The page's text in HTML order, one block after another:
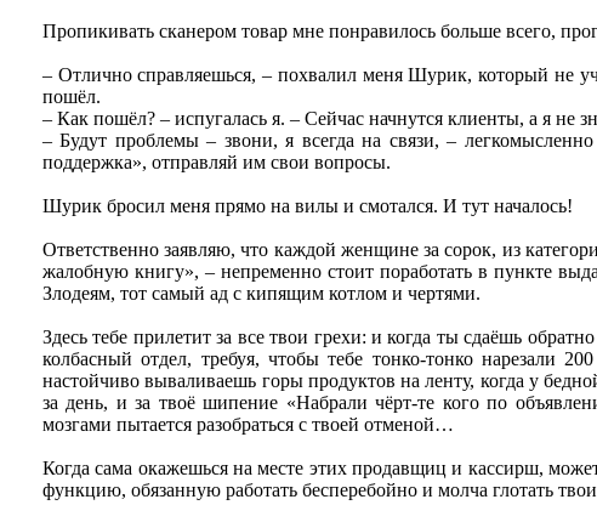
Пропикивать сканером товар мне понравилось больше всего,
– Отлично справляешься, – похвалил меня Шурик, который не
пошёл.
– Как пошёл? – испугалась я. – Сейчас начнутся клиенты, а я не
– Будут проблемы – звони, я всегда на связи, –
поддержка», отправляй им свои вопросы.
Шурик бросил меня прямо на вилы и смотался. И тут началось!
Ответственно заявляю, что каждой женщине за сорок, из
жалобную книгу», – непременно стоит поработать в пункте
Злодеям, тот самый ад с кипящим котлом и чертями.
Здесь тебе прилетит за все твои грехи: и когда ты сдаёшь
колбасный отдел, требуя, чтобы тебе тонко-тонко нарезали
настойчиво вываливаешь горы продуктов на ленту, когда у
за день, и за твоё шипение «Набрали чёрт-те кого по
мозгами пытается разобраться с твоей отменой…
Когда сама окажешься на месте этих продавщиц и кассирш,
функцию, обязанную работать бесперебойно и молча глотать